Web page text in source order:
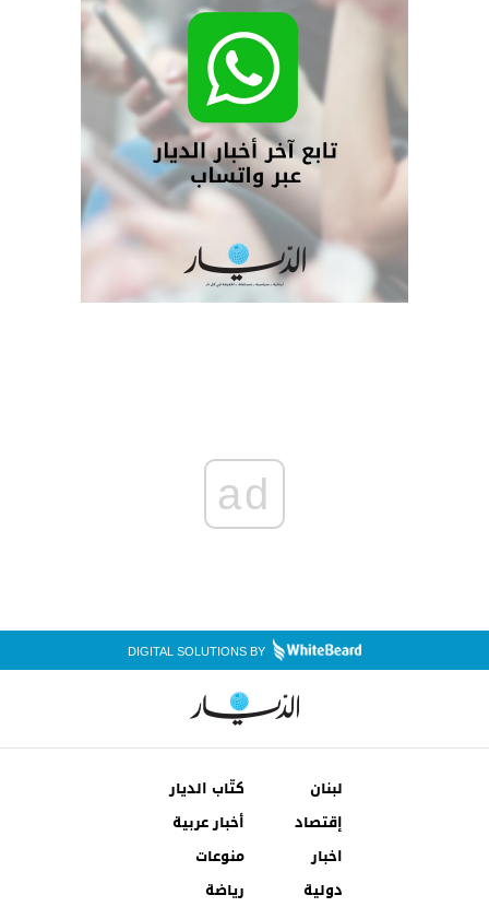
ad
DIGITAL SOLUTIONS BY
لبنان
كتّاب الديار
إقتصاد
أخبار عربية
اخبار
دولية
منوعات
رياضة